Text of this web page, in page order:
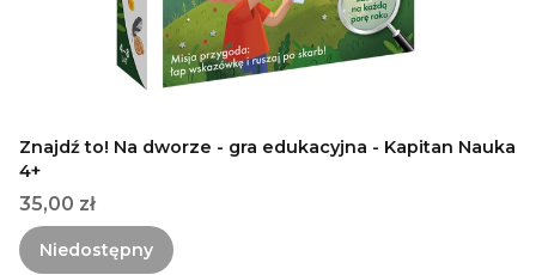
Znajdź to! Na dworze - gra edukacyjna - Kapitan Nauka
4+
Cena
35,00 zł
Niedostępny